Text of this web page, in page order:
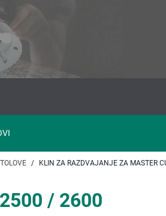
KLIN ZA RAZDVAJANJE ZA MASTER
/ 2600